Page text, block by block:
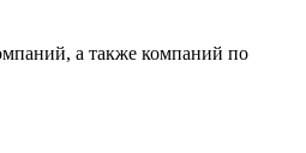
а также компаний по